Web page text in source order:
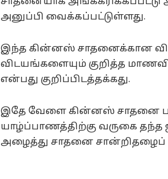
அனுப்பி வைக்கப்பட்டுள்ளது.
இந்த கின்னஸ் சாதனைக்கான
விடயங்களையும் குறித்த
என்பது குறிப்பிடத்தக்கது.
இதே வேளை கின்னஸ் சாதனை
யாழ்ப்பாணத்திற்கு வருகை தந்த
அழைத்து சாதனை சான்றிதழைப்